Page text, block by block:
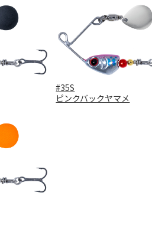
#35S
ピンクバックヤマメ